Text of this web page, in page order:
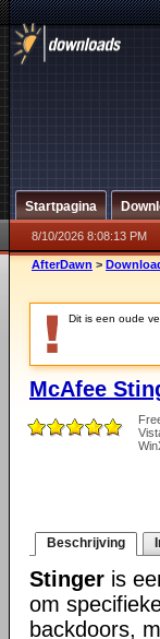
Startpagina
8/10/2026 8:08:13 PM
AfterDawn >
Dit is een oude
McAfee
Beschrijving
Stinger is
om
backdoors,